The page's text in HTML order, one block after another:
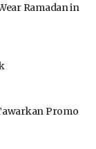
Ramadan in
Promo